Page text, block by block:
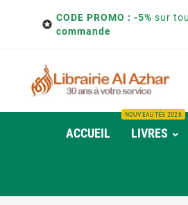

CODE PROMO : -5% sur
commande
ACCUEIL LIVRES
NOUVEAUTÉS 2026